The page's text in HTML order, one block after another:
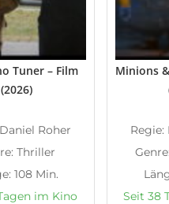
Tuner – Film
(2026)
Roher
Thriller
108 Min.
im Kino
Minions
Seit 38